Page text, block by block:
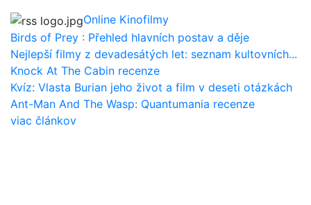
Online Kinofilmy
Birds of Prey : Přehled hlavních postav a děje
Nejlepší filmy z devadesátých let: seznam kultovních...
Knock At The Cabin recenze
Kvíz: Vlasta Burian jeho život a film v deseti otázkách
Ant-Man And The Wasp: Quantumania recenze
viac článkov